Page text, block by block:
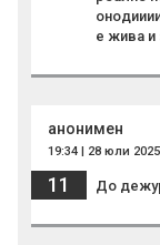
е жива и
анонимен
19:34 | 28 юли 2025
11 До